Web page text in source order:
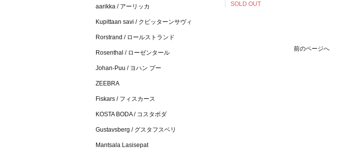
SOLD OUT
前のページへ
aarikka / アーリッカ
Kupittaan savi / クピッターンサヴィ
Rorstrand / ロールストランド
Rosenthal / ローゼンタール
Johan-Puu / ヨハン プー
ZEEBRA
Fiskars / フィスカース
KOSTA BODA / コスタボダ
Gustavsberg / グスタフスベリ
Mantsala Lasisepat